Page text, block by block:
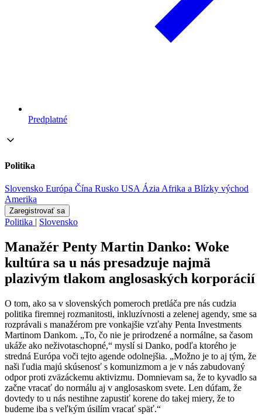
Predplatné
Politika
Slovensko Európa Čína Rusko USA ÁziaAfrika a Blízky východ
Amerika
Zaregistrovať sa
Politika | Slovensko
Manažér Penty Martin Danko: Woke
kultúra sa u nás presadzuje najmä
plazivým tlakom anglosaských korporácií
O tom, ako sa v slovenských pomeroch pretláča pre nás cudzia
politika firemnej rozmanitosti, inkluzívnosti a zelenej agendy, sme sa
rozprávali s manažérom pre vonkajšie vzťahy Penta Investments
Martinom Dankom. „To, čo nie je prirodzené a normálne, sa časom
ukáže ako neživotaschopné,“ myslí si Danko, podľa ktorého je
stredná Európa voči tejto agende odolnejšia. „Možno je to aj tým, že
naši ľudia majú skúsenosť s komunizmom a je v nás zabudovaný
odpor proti zväzáckemu aktivizmu. Domnievam sa, že to kyvadlo sa
začne vracať do normálu aj v anglosaskom svete. Len dúfam, že
dovtedy to u nás nestihne zapustiť korene do takej miery, že to
budeme iba s veľkým úsilím vracať späť.“